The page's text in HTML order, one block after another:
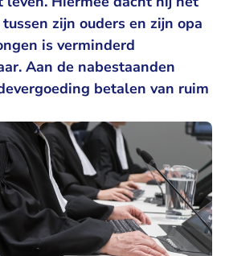
zijn ouders en zijn opa
is verminderd
Aan de nabestaanden
betalen van ruim